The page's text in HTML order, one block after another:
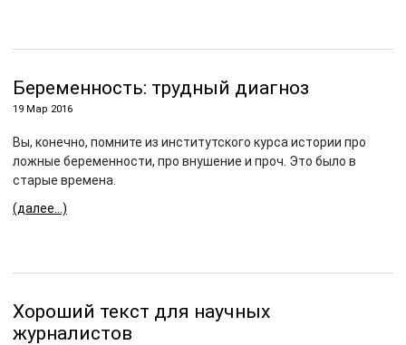
Беременность: трудный диагноз
19 Мар 2016
Вы, конечно, помните из институтского курса истории про
ложные беременности, про внушение и проч. Это было в
старые времена.
(далее…)
Хороший текст для научных
журналистов